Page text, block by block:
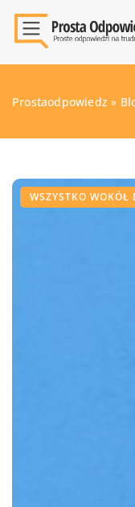
Prostaodpowiedz »
WSZYSTKO WOKÓŁ